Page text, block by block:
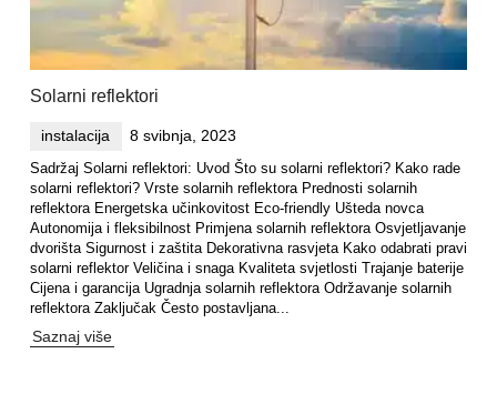
Solarni reflektori
instalacija 8 svibnja, 2023
Sadržaj Solarni reflektori: Uvod Što su solarni reflektori? Kako rade
solarni reflektori? Vrste solarnih reflektora Prednosti solarnih
reflektora Energetska učinkovitost Eco-friendly Ušteda novca
Autonomija i fleksibilnost Primjena solarnih reflektora Osvjetljavanje
dvorišta Sigurnost i zaštita Dekorativna rasvjeta Kako odabrati pravi
solarni reflektor Veličina i snaga Kvaliteta svjetlosti Trajanje baterije
Cijena i garancija Ugradnja solarnih reflektora Održavanje solarnih
reflektora Zaključak Često postavljana...
Saznaj više